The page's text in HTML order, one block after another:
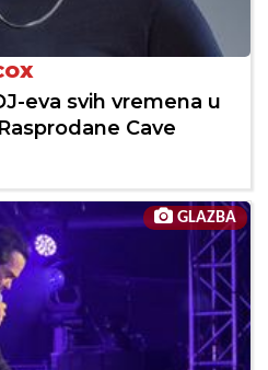
eva svih vremena u
Cave
GLAZBA